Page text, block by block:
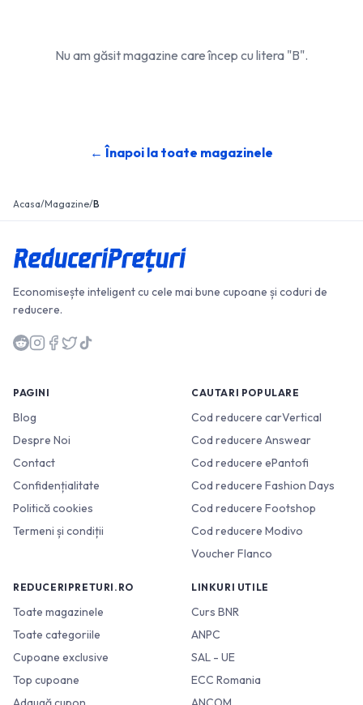
Nu am găsit magazine care încep cu litera "B".
← Înapoi la toate magazinele
Acasa/Magazine/B
Economisește inteligent cu cele mai bune cupoane și coduri de
reducere.
PAGINI
Blog
Despre Noi
Contact
Confidențialitate
Politică cookies
Termeni și condiții
CAUTARI POPULARE
Cod reducere carVertical
Cod reducere Answear
Cod reducere ePantofi
Cod reducere Fashion Days
Cod reducere Footshop
Cod reducere Modivo
Voucher Flanco
REDUCERIPRETURI.RO
Toate magazinele
Toate categoriile
Cupoane exclusive
Top cupoane
LINKURI UTILE
Curs BNR
ANPC
SAL - UE
ECC Romania